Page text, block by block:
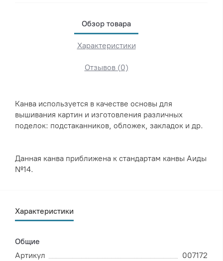
Обзор товара
Характеристики
Отзывов (0)
Канва используется в качестве основы для
вышивания картин и изготовления различных
поделок: подстаканников, обложек, закладок и др.
Данная канва приближена к стандартам канвы Аиды
№14.
Характеристики
Общие
Артикул
007172